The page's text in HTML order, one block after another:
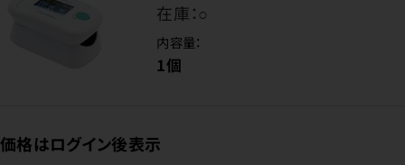
在庫：○
内容量：
1個
価格はログイン後表示